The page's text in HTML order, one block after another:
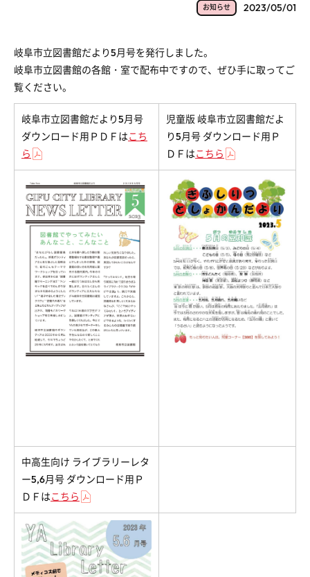
お知らせ 2023/05/01
岐阜市立図書館だより5月号を発行しました。
岐阜市立図書館の各館・室で配布中ですので、ぜひ手に取ってご
覧ください。
岐阜市立図書館だより5月号
ダウンロード用ＰＤＦはこち
ら
児童版 岐阜市立図書館だよ
り5月号 ダウンロード用Ｐ
ＤＦはこちら
中高生向け ライブラリーレタ
ー5,6月号 ダウンロード用Ｐ
ＤＦはこちら